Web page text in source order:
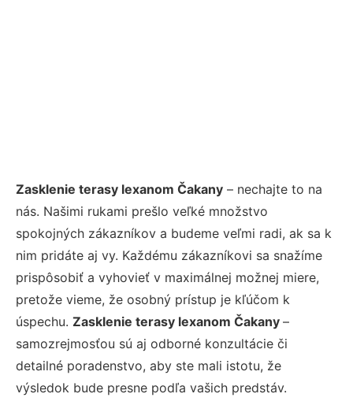
Zasklenie terasy lexanom Čakany – nechajte to na
nás. Našimi rukami prešlo veľké množstvo
spokojných zákazníkov a budeme veľmi radi, ak sa k
nim pridáte aj vy. Každému zákazníkovi sa snažíme
prispôsobiť a vyhovieť v maximálnej možnej miere,
pretože vieme, že osobný prístup je kľúčom k
úspechu. Zasklenie terasy lexanom Čakany –
samozrejmosťou sú aj odborné konzultácie či
detailné poradenstvo, aby ste mali istotu, že
výsledok bude presne podľa vašich predstáv.